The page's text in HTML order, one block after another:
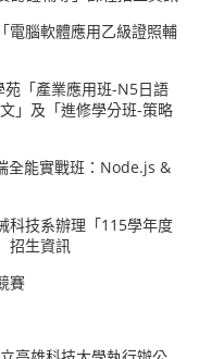
電腦軟體應用乙級證照輔
「產業應用班-N5日語
」及「進修學分班-策略
全能實戰班：Node.js &
科技系辦理「115學年度
招生資訊
賽